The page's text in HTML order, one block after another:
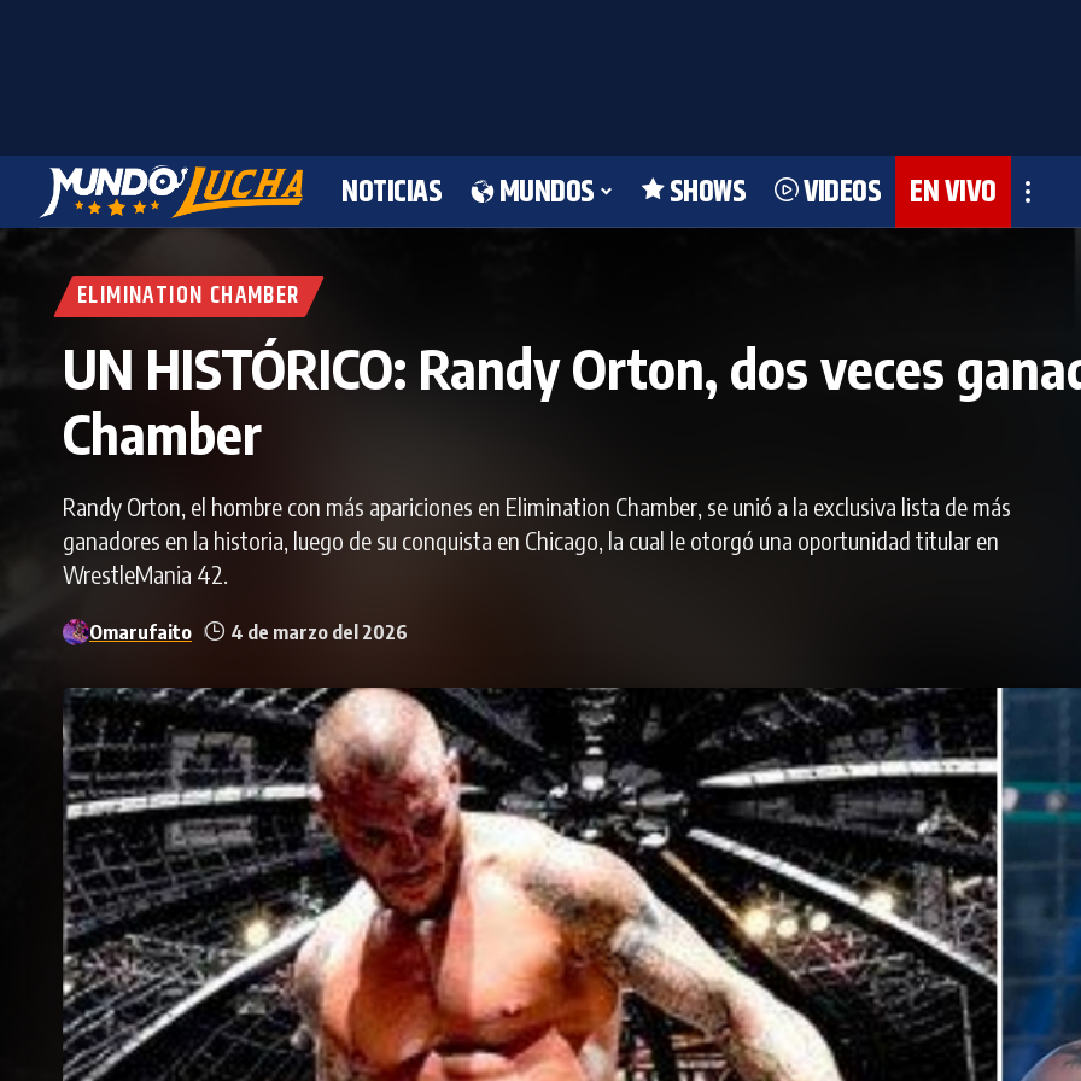
NOTICIAS MUNDOS SHOWS VIDEOS EN VIVO
ELIMINATION CHAMBER
UN HISTÓRICO: Randy Orton, dos veces
Chamber
Randy Orton, el hombre con más apariciones en Elimination Chamber, se unió a la exclusiva lista de más
ganadores en la historia, luego de su conquista en Chicago, la cual le otorgó una oportunidad titular en
WrestleMania 42.
Omarufaito 4 de marzo del 2026